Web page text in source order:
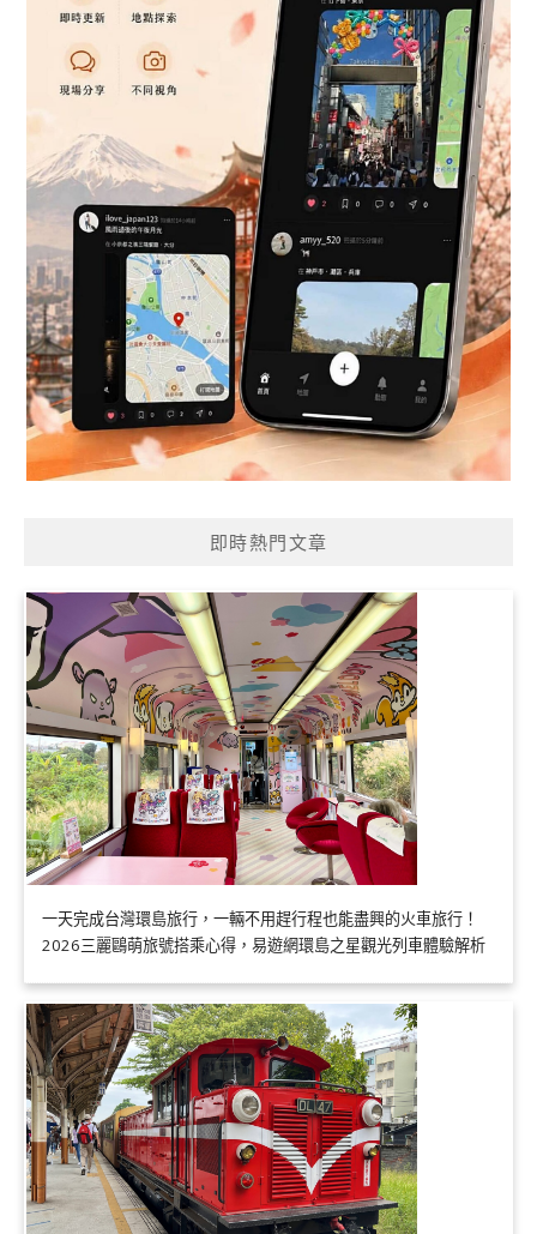
即時熱門文章
一天完成台灣環島旅行，一輛不用趕行程也能盡興的火車旅行！
2026三麗鷗萌旅號搭乘心得，易遊網環島之星觀光列車體驗解析